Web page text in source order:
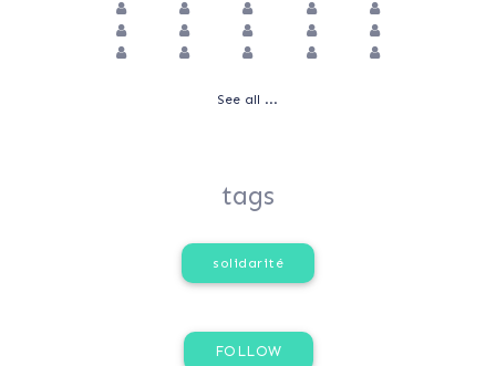
See all ...
tags
solidarité